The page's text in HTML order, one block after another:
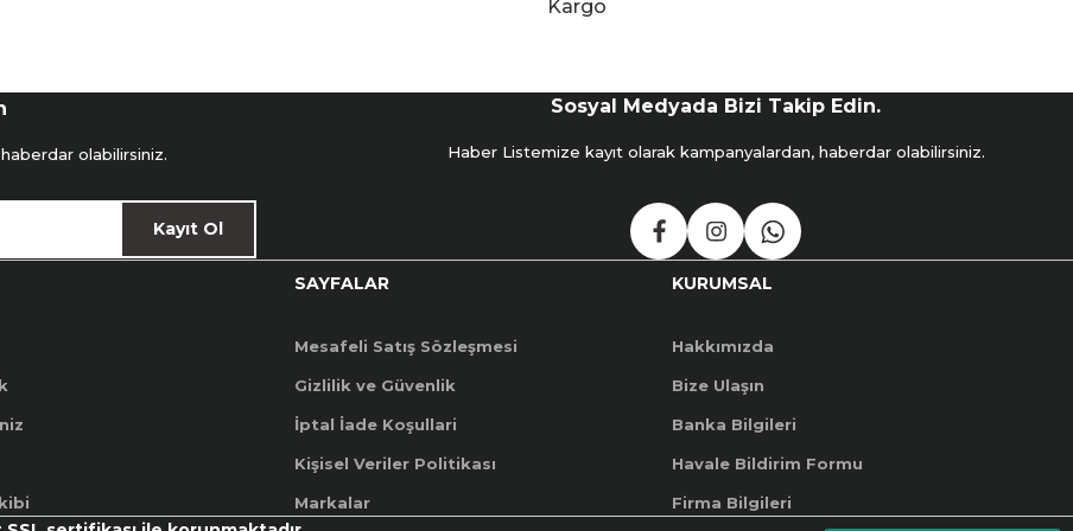
Kargo
olabilirsiniz.
Kayıt Ol
Sosyal Medyada Bizi Takip Edin.
Haber Listemize kayıt olarak kampanyalardan, haberdar olabilirsiniz.
SAYFALAR
Mesafeli Satış Sözleşmesi
Gizlilik ve Güvenlik
İptal İade Koşullari
Kişisel Veriler Politikası
Markalar
KURUMSAL
Hakkımızda
Bize Ulaşın
Banka Bilgileri
Havale Bildirim Formu
Firma Bilgileri